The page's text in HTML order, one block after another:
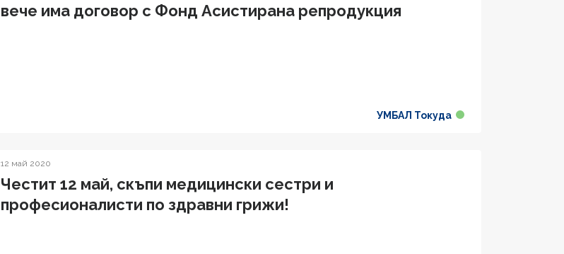
вече има договор с Фонд Асистирана репродукция
УМБАЛ Токуда
12 май 2020
Честит 12 май, скъпи медицински сестри и
професионалисти по здравни грижи!